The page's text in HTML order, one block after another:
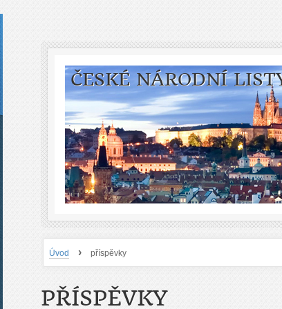
ČESKÉ NÁRODNÍ
Úvod › příspěvky
PŘÍSPĚVKY